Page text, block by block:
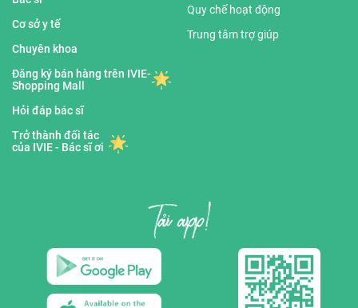
Cơ sở y tế
Chuyên khoa
Đăng ký bán hàng trên IVIE-
Shopping Mall
Hỏi đáp bác sĩ
Trở thành đối tác
của IVIE - Bác sĩ ơi
Quy chế hoạt động
Trung tâm trợ giúp